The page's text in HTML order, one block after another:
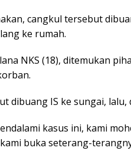
cangkul tersebut
ke rumah.
NKS (18), ditemukan
dibuang IS ke sungai,
kasus ini, kami
buka seterang-